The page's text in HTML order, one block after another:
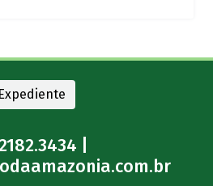
Expediente
|